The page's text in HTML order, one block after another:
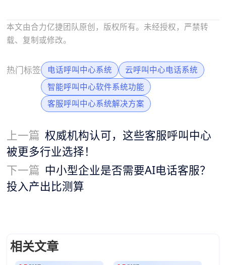
本文由合力亿捷团队原创，版权所有。未经授权，严禁转
载、复制或修改。
热门标签 电话呼叫中心系统
云呼叫中心电话系统
智能呼叫中心软件系统功能
客服呼叫中心系统解决方案
上一篇 权威机构认可，这些客服呼叫中心
被更多行业选择！
下一篇 中小型企业是否需要AI电话客服？
投入产出比测算
相关文章